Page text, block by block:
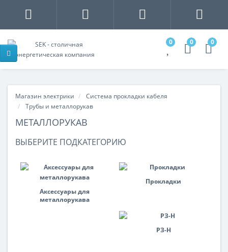
0 0 0
Магазин электрики
Система прокладки кабеля
Трубы и металлорукав
МЕТАЛЛОРУКАВ
ВЫБЕРИТЕ ПОДКАТЕГОРИЮ
Аксессуары для
металлорукава
Прокладки
РЗ-Н